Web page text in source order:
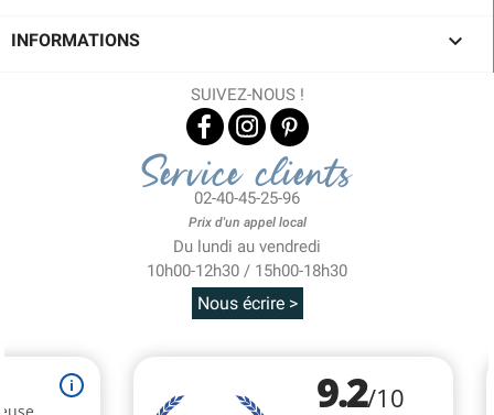
INFORMATIONS 
SUIVEZ-NOUS !
Service clients
02-40-45-25-96
Prix d'un appel local
Du lundi au vendredi
10h00-12h30 / 15h00-18h30
Nous écrire >